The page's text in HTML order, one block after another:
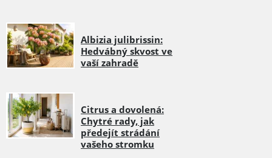
Albizia julibrissin:
Hedvábný skvost ve
vaší zahradě
Citrus a dovolená:
Chytré rady, jak
předejít strádání
vašeho stromku